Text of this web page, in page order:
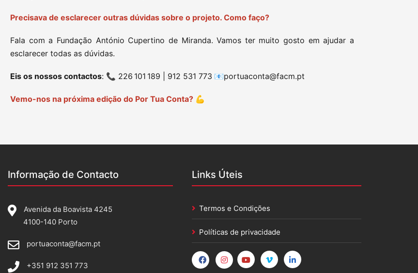
Precisava de esclarecer outras dúvidas sobre o projeto. Como faço?
Fala com a Fundação António Cupertino de Miranda. Vamos ter muito gosto em ajudar a
esclarecer todas as dúvidas.
Eis os nossos contactos: 📞 226 101 189 | 912 531 773 📧portuaconta@facm.pt
Vemo-nos na próxima edição do Por Tua Conta? 💪
Informação de Contacto
Avenida da Boavista 4245
4100-140 Porto
portuaconta@facm.pt
+351 912 351 773
Links Úteis
Termos e Condições
Políticas de privacidade